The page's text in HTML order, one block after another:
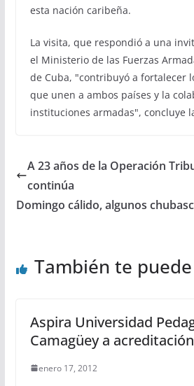
esta nación caribeña.
La visita, que respondió a una
el Ministerio de las Fuerzas
de Cuba, "contribuyó a fortalecer
que unen a ambos países y la
instituciones armadas", concluye
A 23 años de la Operación
continúa
Domingo cálido, algunos
También te
Aspira Universidad
Camagüey a acreditación
enero 17, 2012